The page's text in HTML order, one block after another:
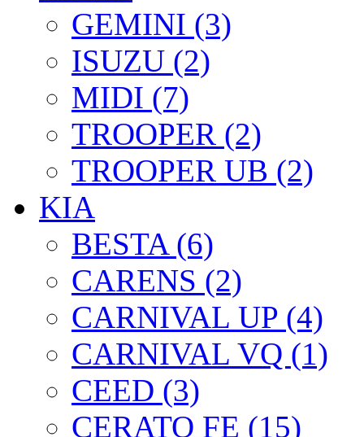
GEMINI (3)
ISUZU (2)
MIDI (7)
TROOPER (2)
TROOPER UB (2)
KIA
BESTA (6)
CARENS (2)
CARNIVAL UP (4)
CARNIVAL VQ (1)
CEED (3)
CERATO FE (15)